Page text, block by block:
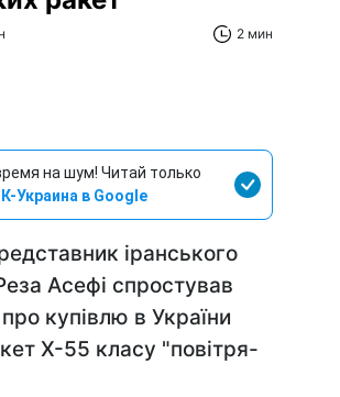
2 мин
на шум! Читай только
Украина в Google
іранського
Асефі спростував
купівлю в України
Х-55 класу "повітря-